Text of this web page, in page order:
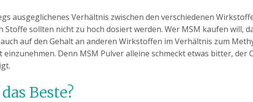
ausgeglichenes Verhältnis zwischen den verschiedenen
sollten nicht zu hoch dosiert werden. Wer MSM kaufen will,
auf den Gehalt an anderen Wirkstoffen im Verhältnis zum
Denn MSM Pulver alleine schmeckt etwas bitter,
Beste?